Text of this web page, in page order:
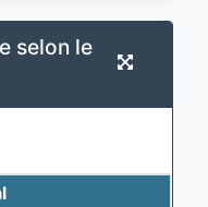
selon le